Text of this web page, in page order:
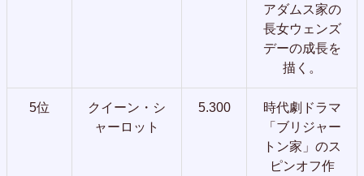
アダムス家の
長女ウェンズ
デーの成長を
描く。
5位
クイーン・シ
ャーロット
5.300
時代劇ドラマ
「ブリジャー
トン家」のス
ピンオフ作